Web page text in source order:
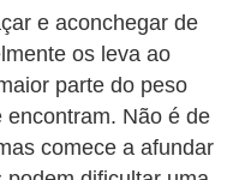
e aconchegar de
os leva ao
parte do peso
encontram. Não é de
comece a afundar